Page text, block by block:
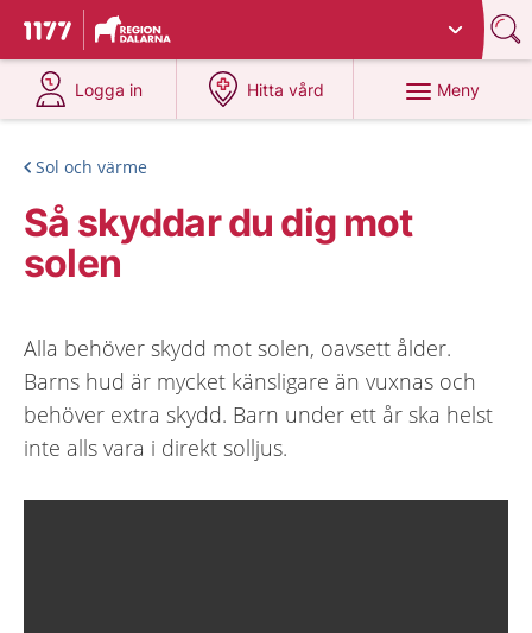
Till startsidan för 1177
Du har valt region
Logga in
på 1177.se
Hitta vård
på 1177.se
Meny
Sol och värme
Så skyddar du dig mot
solen
Alla behöver skydd mot solen, oavsett ålder.
Barns hud är mycket känsligare än vuxnas och
behöver extra skydd. Barn under ett år ska helst
inte alls vara i direkt solljus.